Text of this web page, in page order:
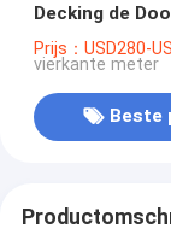
Decking de
Ramps
Prijs：USD280-
vierkante meter
Beste